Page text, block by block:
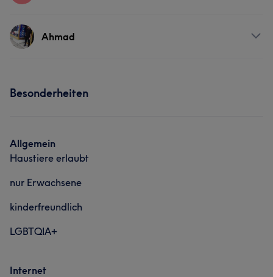
ServicesAhmad
Besonderheiten
Allgemein
Haustiere erlaubt
nur Erwachsene
kinderfreundlich
LGBTQIA+
Internet